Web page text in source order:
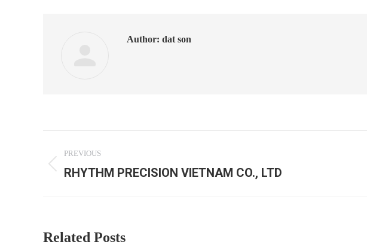
Author: dat son
navigation
PREVIOUS
Previous
RHYTHM PRECISION VIETNAM CO., LTD
Related Posts